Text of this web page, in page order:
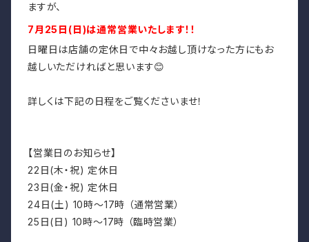
ますが、
7月25日(日)は通常営業いたします！！
日曜日は店舗の定休日で中々お越し頂けなった方にもお
越しいただければと思います😊
詳しくは下記の日程をご覧くださいませ！
【営業日のお知らせ】
22日(木・祝) 定休日
23日(金・祝) 定休日
24日(土) 10時～17時 （通常営業）
25日(日) 10時～17時 （臨時営業）